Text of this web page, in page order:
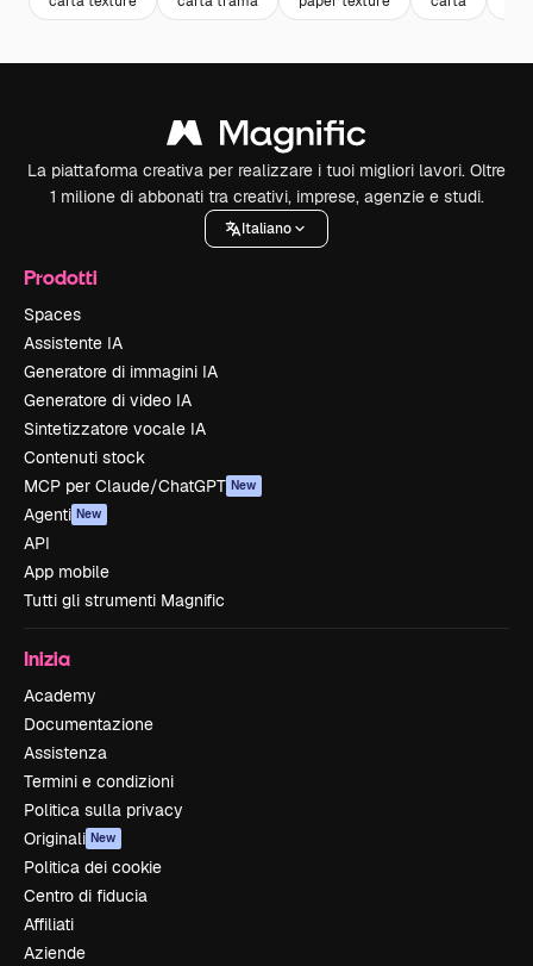
La piattaforma creativa per realizzare i tuoi migliori lavori. Oltre
1 milione di abbonati tra creativi, imprese, agenzie e studi.
Italiano
Prodotti
Spaces
Assistente IA
Generatore di immagini IA
Generatore di video IA
Sintetizzatore vocale IA
Contenuti stock
MCP per Claude/ChatGPT New
Agenti New
API
App mobile
Tutti gli strumenti Magnific
Inizia
Academy
Documentazione
Assistenza
Termini e condizioni
Politica sulla privacy
Originali New
Politica dei cookie
Centro di fiducia
Affiliati
Aziende